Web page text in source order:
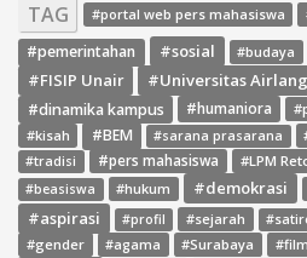
TAG #portal web pers mahasiswa
#pemerintahan
#sosial #budaya
#FISIP Unair #Universitas
#dinamika kampus #humaniora
#kisah
#BEM #sarana prasarana
#tradisi #pers mahasiswa #LPM
#beasiswa #hukum #demokrasi
#aspirasi #profil #sejarah
#gender
#agama #Surabaya #film